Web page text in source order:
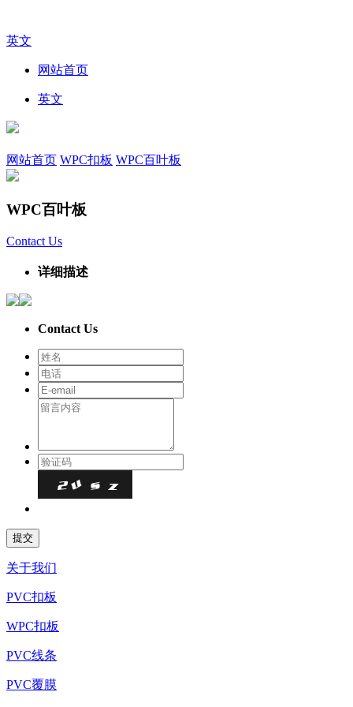
英文
网站首页
英文
网站首页 WPC扣板 WPC百叶板
WPC百叶板
Contact Us
详细描述
Contact Us
关于我们
PVC扣板
WPC扣板
PVC线条
PVC覆膜